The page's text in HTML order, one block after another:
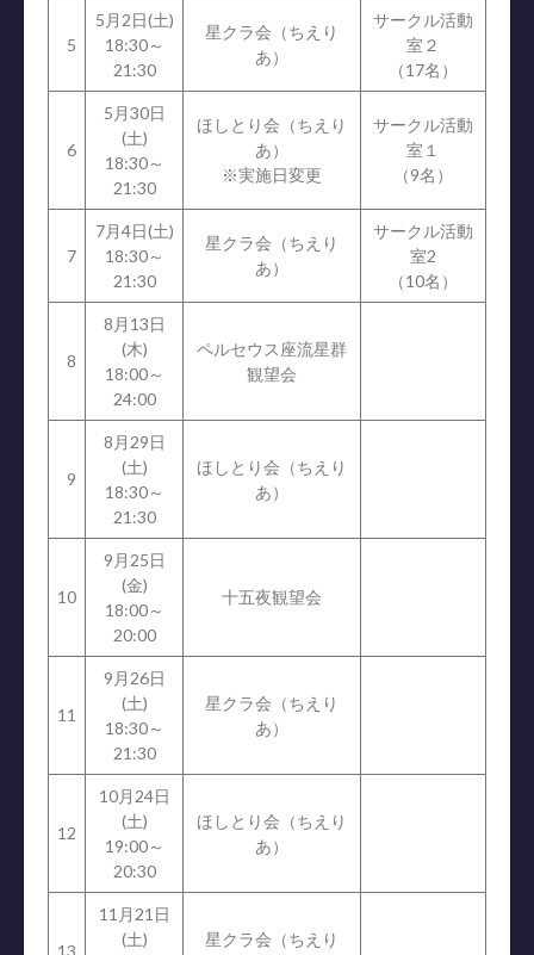
5
5月2日(土)
18:30～
21:30
星クラ会（ちえり
あ）
サークル活動
室２
（17名）
6
5月30日
(土)
18:30～
21:30
ほしとり会（ちえり
あ）
※実施日変更
サークル活動
室１
（9名）
7
7月4日(土)
18:30～
21:30
星クラ会（ちえり
あ）
サークル活動
室2
（10名）
8
8月13日
(木)
18:00～
24:00
ペルセウス座流星群
観望会
9
8月29日
(土)
18:30～
21:30
ほしとり会（ちえり
あ）
10
9月25日
(金)
18:00～
20:00
十五夜観望会
11
9月26日
(土)
18:30～
21:30
星クラ会（ちえり
あ）
12
10月24日
(土)
19:00～
20:30
ほしとり会（ちえり
あ）
11月21日
(土)
星クラ会（ちえり